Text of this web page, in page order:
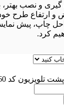
و ارتفاع طرح
چاپ، پیش
کرد.
کد 1360 عدد